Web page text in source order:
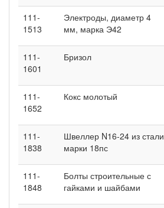
111-
1513
Электроды, диаметр 4
мм, марка Э42
111-
1601
Бризол
111-
1652
Кокс молотый
111-
1838
Швеллер N16-24 из стали
марки 18пс
111-
1848
Болты строительные с
гайками и шайбами